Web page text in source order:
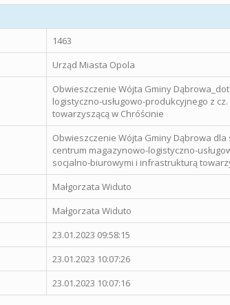
1463
Urząd Miasta Opola
Obwieszczenie Wójta Gminy
logistyczno-usługowo-produkcyjnego z
towarzyszącą w Chróścinie
Obwieszczenie Wójta Gminy Dąbrowa
centrum magazynowo-logistyczno-
socjalno-biurowymi i infrastrukturą
Małgorzata Widuto
Małgorzata Widuto
23.01.2023 09:58:15
23.01.2023 10:07:26
23.01.2023 10:07:16